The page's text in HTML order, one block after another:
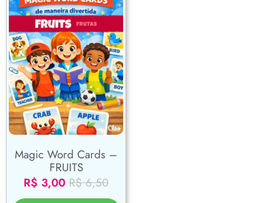
Magic Word Cards –
FRUITS
R$ 3,00 R$6,50